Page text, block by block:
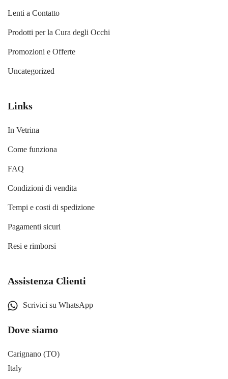
Lenti a Contatto
Prodotti per la Cura degli Occhi
Promozioni e Offerte
Uncategorized
Links
In Vetrina
Come funziona
FAQ
Condizioni di vendita
Tempi e costi di spedizione
Pagamenti sicuri
Resi e rimborsi
Assistenza Clienti
Scrivici su WhatsApp
Dove siamo
Carignano (TO)
Italy